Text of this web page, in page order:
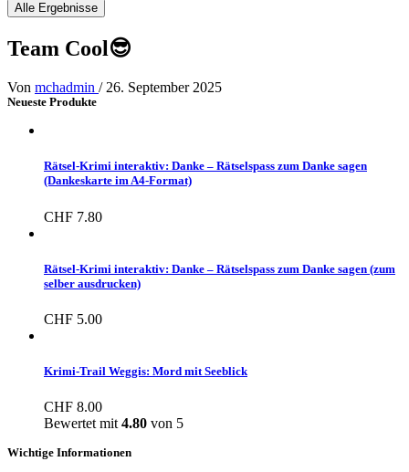
Alle Ergebnisse
Team Cool😎
Von mchadmin / 26. September 2025
Neueste Produkte
Rätsel-Krimi interaktiv: Danke – Rätselspass zum Danke sagen
(Dankeskarte im A4-Format)
CHF 7.80
Rätsel-Krimi interaktiv: Danke – Rätselspass zum Danke sagen (zum
selber ausdrucken)
CHF 5.00
Krimi-Trail Weggis: Mord mit Seeblick
CHF 8.00
Bewertet mit 4.80 von 5
Wichtige Informationen